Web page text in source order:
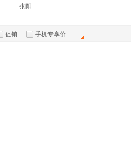
家居日用
鞋
广东经济出版社
张阳
促销 手机专享价